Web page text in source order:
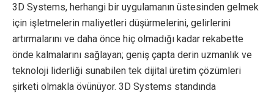
3D Systems, herhangi bir uygulamanın üstesinden gelmek
için işletmelerin maliyetleri düşürmelerini, gelirlerini
artırmalarını ve daha önce hiç olmadığı kadar rekabette
önde kalmalarını sağlayan; geniş çapta derin uzmanlık ve
teknoloji liderliği sunabilen tek dijital üretim çözümleri
şirketi olmakla övünüyor. 3D Systems standında